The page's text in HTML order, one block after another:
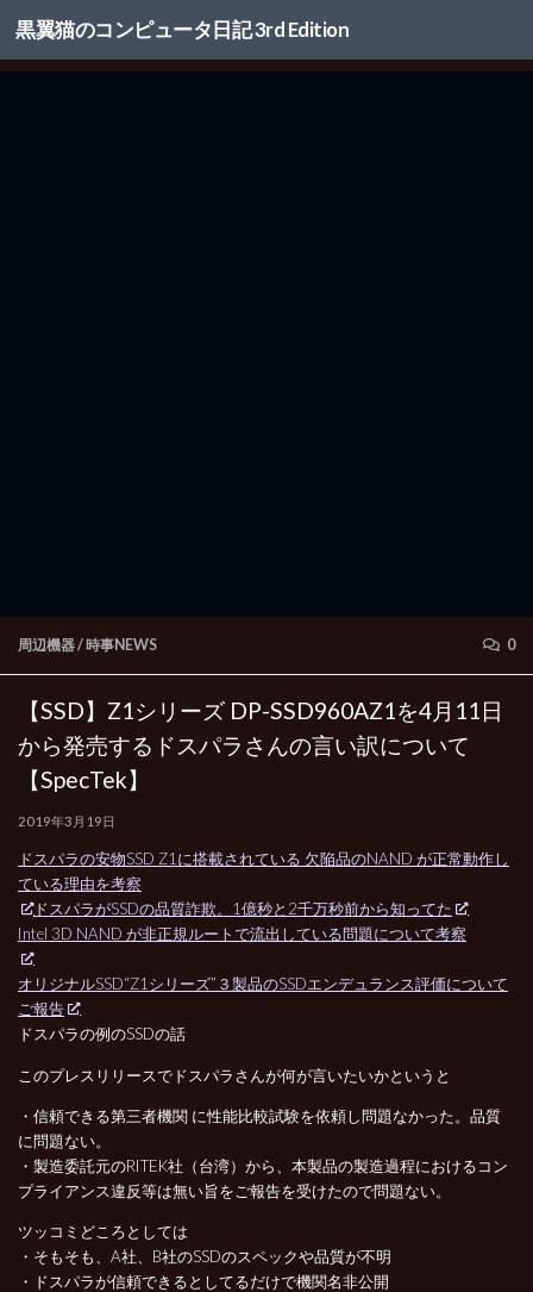
コンテンツへスキップ
黒翼猫のコンピュータ日記 3rd Edition
周辺機器/時事NEWS 0
【SSD】Z1シリーズ DP-SSD960AZ1を4月11日
から発売するドスパラさんの言い訳について
【SpecTek】
2019年3月19日
ドスパラの安物SSD Z1に搭載されている 欠陥品のNAND が正常動作し
ている理由を考察
ドスパラがSSDの品質詐欺。1億秒と2千万秒前から知ってた
Intel 3D NAND が非正規ルートで流出している問題について考察
オリジナルSSD“Z1シリーズ”３製品のSSDエンデュランス評価について
ご報告
ドスパラの例のSSDの話
このプレスリリースでドスパラさんが何が言いたいかというと
・信頼できる第三者機関 に性能比較試験を依頼し問題なかった。品質
に問題ない。
・製造委託元のRITEK社（台湾）から、本製品の製造過程におけるコン
プライアンス違反等は無い旨をご報告を受けたので問題ない。
ツッコミどころとしては
・そもそも、A社、B社のSSDのスペックや品質が不明
・ドスパラが信頼できるとしてるだけで機関名非公開